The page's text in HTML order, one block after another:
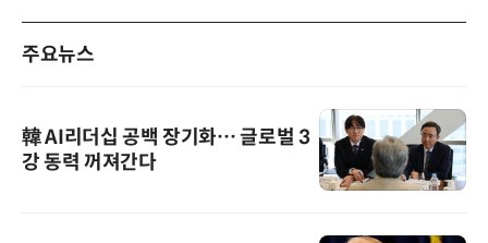
주요뉴스
韓 AI리더십 공백 장기화… 글로벌 3
강 동력 꺼져간다